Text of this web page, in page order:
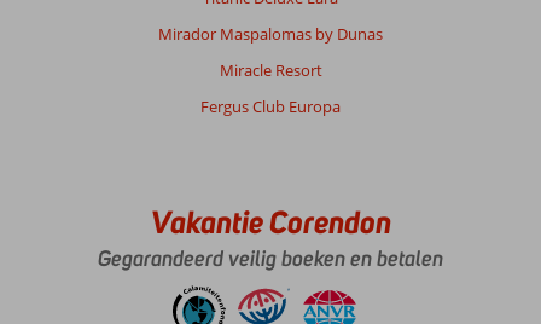
Mirador Maspalomas by Dunas
Miracle Resort
Fergus Club Europa
Vakantie Corendon
Gegarandeerd veilig boeken en betalen